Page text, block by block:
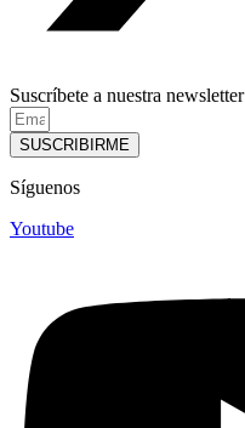
Suscríbete a nuestra newsletter
SUSCRIBIRME
Síguenos
Youtube